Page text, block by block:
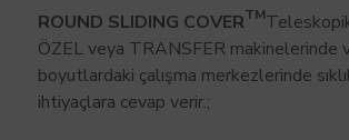
ROUND SLIDING COVERTM
ÖZEL veya TRANSFER makinelerinde
boyutlardaki çalışma merkezlerinde
ihtiyaçlara cevap verir.;